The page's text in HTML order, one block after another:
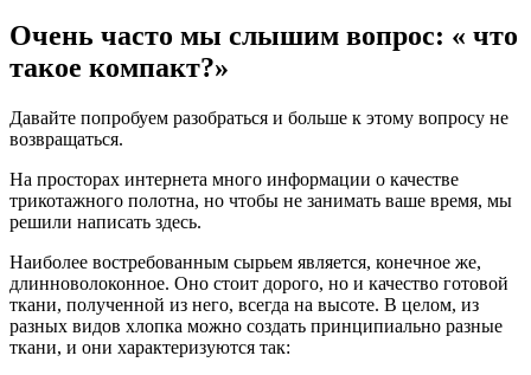
Очень часто мы слышим вопрос: « что
такое компакт?»
Давайте попробуем разобраться и больше к этому вопросу не
возвращаться.
На просторах интернета много информации о качестве
трикотажного полотна, но чтобы не занимать ваше время, мы
решили написать здесь.
Наиболее востребованным сырьем является, конечное же,
длинноволоконное. Оно стоит дорого, но и качество готовой
ткани, полученной из него, всегда на высоте. В целом, из
разных видов хлопка можно создать принципиально разные
ткани, и они характеризуются так: